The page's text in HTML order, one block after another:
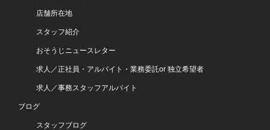
店舗所在地
スタッフ紹介
おそうじニュースレター
求人／正社員・アルバイト・業務委託or 独立希望者
求人／事務スタッフアルバイト
ブログ
スタッフブログ